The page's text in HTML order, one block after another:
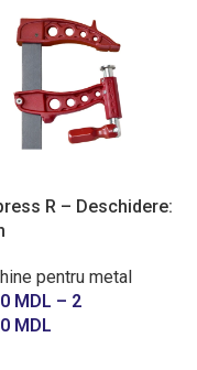
R – Deschidere:
pentru metal
MDL – 2
MDL